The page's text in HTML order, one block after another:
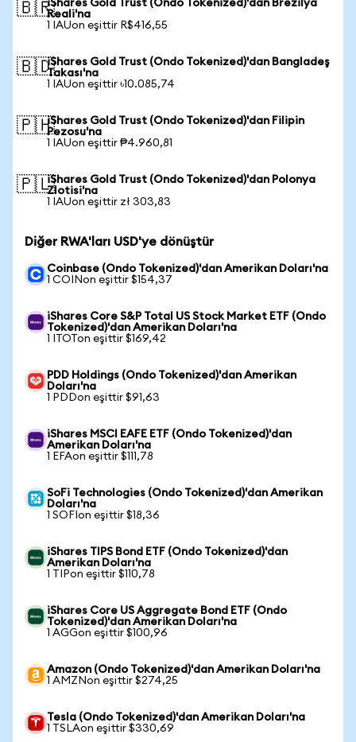
🇧🇷iShares Gold Trust (Ondo Tokenized)'dan Brezilya
Reali'na
1 IAUon eşittir R$416,55
🇧🇩iShares Gold Trust (Ondo Tokenized)'dan Bangladeş
Takası'na
1 IAUon eşittir ৳10.085,74
🇵🇭iShares Gold Trust (Ondo Tokenized)'dan Filipin
Pezosu'na
1 IAUon eşittir ₱4.960,81
🇵🇱iShares Gold Trust (Ondo Tokenized)'dan Polonya
Zlotisi'na
1 IAUon eşittir zł 303,83
Diğer RWA'ları USD'ye dönüştür
Coinbase (Ondo Tokenized)'dan Amerikan Doları'na
1 COINon eşittir $154,37
iShares Core S&P Total US Stock Market ETF (Ondo
Tokenized)'dan Amerikan Doları'na
1 ITOTon eşittir $169,42
PDD Holdings (Ondo Tokenized)'dan Amerikan
Doları'na
1 PDDon eşittir $91,63
iShares MSCI EAFE ETF (Ondo Tokenized)'dan
Amerikan Doları'na
1 EFAon eşittir $111,78
SoFi Technologies (Ondo Tokenized)'dan Amerikan
Doları'na
1 SOFIon eşittir $18,36
iShares TIPS Bond ETF (Ondo Tokenized)'dan
Amerikan Doları'na
1 TIPon eşittir $110,78
iShares Core US Aggregate Bond ETF (Ondo
Tokenized)'dan Amerikan Doları'na
1 AGGon eşittir $100,96
Amazon (Ondo Tokenized)'dan Amerikan Doları'na
1 AMZNon eşittir $274,25
Tesla (Ondo Tokenized)'dan Amerikan Doları'na
1 TSLAon eşittir $330,69